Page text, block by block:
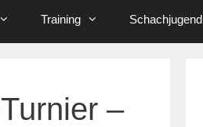
Training Schachjugend
–